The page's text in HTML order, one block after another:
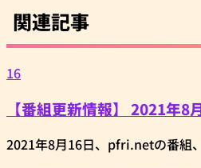
関連記事
16
【番組更新情報】 2021年8
2021年8月16日、pfri.netの番組